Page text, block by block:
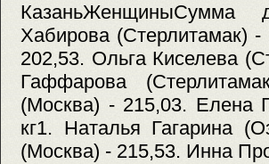
КазаньЖенщиныСумма
Хабирова (Стерлитамак)
202,53. Ольга Киселева
Гаффарова
(Москва) - 215,03. Елена
кг1. Наталья Гагарина
(Москва) - 215,53. Инна